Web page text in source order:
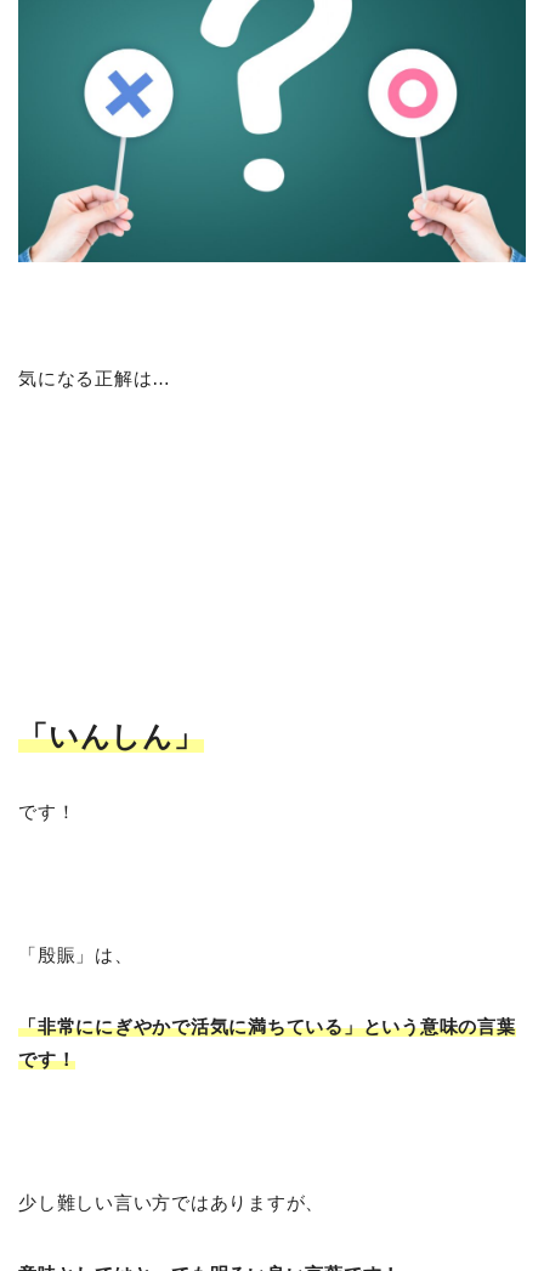
気になる正解は…
「いんしん」
です！
「殷賑」は、
「非常ににぎやかで活気に満ちている」という意味の言葉
です！
少し難しい言い方ではありますが、